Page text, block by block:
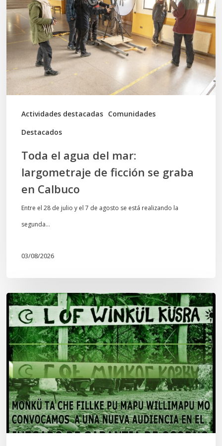
Actividades destacadas Comunidades
Destacados
del
mar:
largometraje
de
ficción
se
graba
Toda el agua del mar:
largometraje de ficción se graba
en Calbuco
Entre el 28 de julio y el 7 de agosto se está realizando la
segunda…
03/08/2026
Lof
Winkül
Küsra
convoca
a
apoyar
audiencia
en
Juzgado